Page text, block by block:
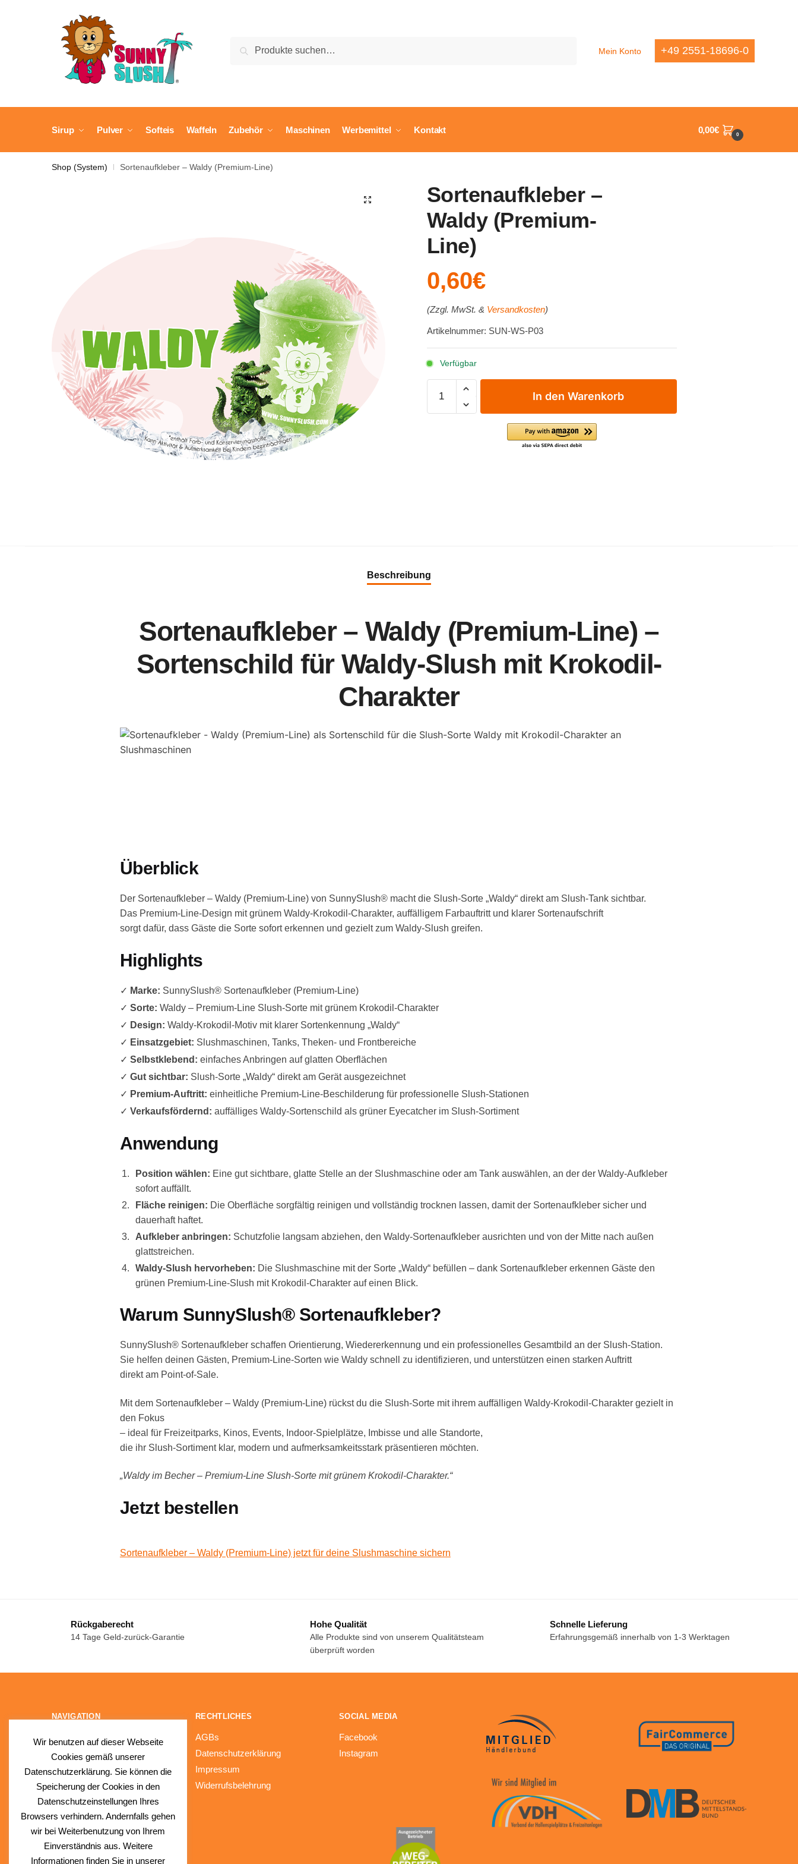
Suche Mein Konto +49 2551-18696-0
Sirup Pulver Softeis Waffeln Zubehör Maschinen Werbemittel Kontakt 0,00€ 0
Shop (System) | Sortenaufkleber – Waldy (Premium-Line)
🔍
Sortenaufkleber –
Waldy (Premium-
Line)
0,60€
(Zzgl. MwSt. & Versandkosten)
Artikelnummer: SUN-WS-P03
Verfügbar
Sortenaufkleber
Waldy
In den Warenkorb
Beschreibung
Sortenaufkleber – Waldy (Premium-Line) –
Sortenschild für Waldy-Slush mit Krokodil-
Charakter
Überblick
Der Sortenaufkleber – Waldy (Premium-Line) von SunnySlush® macht die Slush-Sorte „Waldy“ direkt am Slush-Tank sichtbar.
Das Premium-Line-Design mit grünem Waldy-Krokodil-Charakter, auffälligem Farbauftritt und klarer Sortenaufschrift
sorgt dafür, dass Gäste die Sorte sofort erkennen und gezielt zum Waldy-Slush greifen.
Highlights
✓ Marke: SunnySlush® Sortenaufkleber (Premium-Line)
✓ Sorte: Waldy – Premium-Line Slush-Sorte mit grünem Krokodil-Charakter
✓ Design: Waldy-Krokodil-Motiv mit klarer Sortenkennung „Waldy“
✓ Einsatzgebiet: Slushmaschinen, Tanks, Theken- und Frontbereiche
✓ Selbstklebend: einfaches Anbringen auf glatten Oberflächen
✓ Gut sichtbar: Slush-Sorte „Waldy“ direkt am Gerät ausgezeichnet
✓ Premium-Auftritt: einheitliche Premium-Line-Beschilderung für professionelle Slush-Stationen
✓ Verkaufsfördernd: auffälliges Waldy-Sortenschild als grüner Eyecatcher im Slush-Sortiment
Anwendung
Position wählen: Eine gut sichtbare, glatte Stelle an der Slushmaschine oder am Tank auswählen, an der der Waldy-Aufkleber
sofort auffällt.
Fläche reinigen: Die Oberfläche sorgfältig reinigen und vollständig trocknen lassen, damit der Sortenaufkleber sicher und
dauerhaft haftet.
Aufkleber anbringen: Schutzfolie langsam abziehen, den Waldy-Sortenaufkleber ausrichten und von der Mitte nach außen
glattstreichen.
Waldy-Slush hervorheben: Die Slushmaschine mit der Sorte „Waldy“ befüllen – dank Sortenaufkleber erkennen Gäste den
grünen Premium-Line-Slush mit Krokodil-Charakter auf einen Blick.
Warum SunnySlush® Sortenaufkleber?
SunnySlush® Sortenaufkleber schaffen Orientierung, Wiedererkennung und ein professionelles Gesamtbild an der Slush-Station.
Sie helfen deinen Gästen, Premium-Line-Sorten wie Waldy schnell zu identifizieren, und unterstützen einen starken Auftritt
direkt am Point-of-Sale.
Mit dem Sortenaufkleber – Waldy (Premium-Line) rückst du die Slush-Sorte mit ihrem auffälligen Waldy-Krokodil-Charakter gezielt in
den Fokus
– ideal für Freizeitparks, Kinos, Events, Indoor-Spielplätze, Imbisse und alle Standorte,
die ihr Slush-Sortiment klar, modern und aufmerksamkeitsstark präsentieren möchten.
„Waldy im Becher – Premium-Line Slush-Sorte mit grünem Krokodil-Charakter.“
Jetzt bestellen
Sortenaufkleber – Waldy (Premium-Line) jetzt für deine Slushmaschine sichern
Rückgaberecht
14 Tage Geld-zurück-Garantie
Hohe Qualität
Alle Produkte sind von unserem Qualitätsteam
überprüft worden
Schnelle Lieferung
Erfahrungsgemäß innerhalb von 1-3 Werktagen
NAVIGATION
Fragen & Antworten (FAQs)
Kontakt
RECHTLICHES
AGBs
Datenschutzerklärung
Impressum
Widerrufsbelehrung
SOCIAL MEDIA
Facebook
Instagram
Wir benutzen auf dieser Webseite
Cookies gemäß unserer
Datenschutzerklärung. Sie können die
Speicherung der Cookies in den
Datenschutzeinstellungen Ihres
Browsers verhindern. Andernfalls gehen
wir bei Weiterbenutzung von Ihrem
Einverständnis aus. Weitere
Informationen finden Sie in unserer